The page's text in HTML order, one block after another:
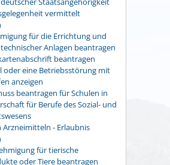
vermittelt
für die Errichtung und
Anlagen beantragen
beantragen
oder eine Betriebsstörung mit
anzeigen
beantragen für Schulen in
für Berufe des Sozial- und
Arzneimitteln - Erlaubnis
für tierische
oder Tiere beantragen